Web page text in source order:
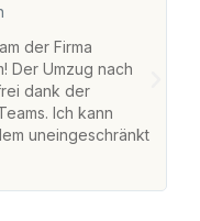
der Firma
Der Umzug nach
dank der
Ich kann
uneingeschränkt